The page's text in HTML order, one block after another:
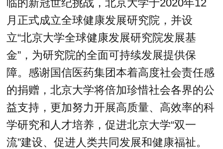
临的新冠世纪挑战，北京大学于2020年12
月正式成立全球健康发展研究院，并设
立“北京大学全球健康发展研究院发展基
金”，为研究院的全面可持续发展提供保
障。感谢国信医药集团本着高度社会责任感
的捐赠，北京大学将倍加珍惜社会各界的公
益支持，更加努力开展高质量、高效率的科
学研究和人才培养，促进北京大学“双一
流”建设、促进人类共同发展和健康福祉。